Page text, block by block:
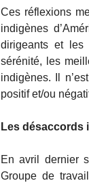
Ces réflexions
indigènes
dirigeants et les
sérénité, les
indigènes. Il
positif et/ou
Les désaccords
En avril dernier
Groupe de